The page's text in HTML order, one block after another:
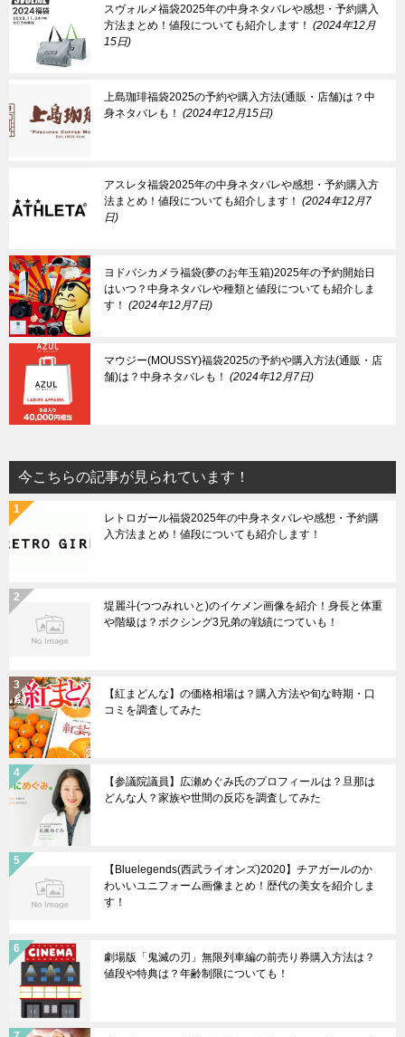
スヴォルメ福袋2025年の中身ネタバレや感想・予約購入
方法まとめ！値段についても紹介します！
2024年12月
15日
上島珈琲福袋2025の予約や購入方法(通販・店舗)は？中
身ネタバレも！
2024年12月15日
アスレタ福袋2025年の中身ネタバレや感想・予約購入方
法まとめ！値段についても紹介します！
2024年12月7
日
ヨドバシカメラ福袋(夢のお年玉箱)2025年の予約開始日
はいつ？中身ネタバレや種類と値段についても紹介しま
す！
2024年12月7日
マウジー(MOUSSY)福袋2025の予約や購入方法(通販・店
舗)は？中身ネタバレも！
2024年12月7日
今こちらの記事が見られています！
レトロガール福袋2025年の中身ネタバレや感想・予約購
入方法まとめ！値段についても紹介します！
堤麗斗(つつみれいと)のイケメン画像を紹介！身長と体重
や階級は？ボクシング3兄弟の戦績につていも！
【紅まどんな】の価格相場は？購入方法や旬な時期・口
コミを調査してみた
【参議院議員】広瀬めぐみ氏のプロフィールは？旦那は
どんな人？家族や世間の反応を調査してみた
【Bluelegends(西武ライオンズ)2020】チアガールのか
わいいユニフォーム画像まとめ！歴代の美女を紹介しま
す！
劇場版「鬼滅の刃」無限列車編の前売り券購入方法は？
値段や特典は？年齢制限についても！